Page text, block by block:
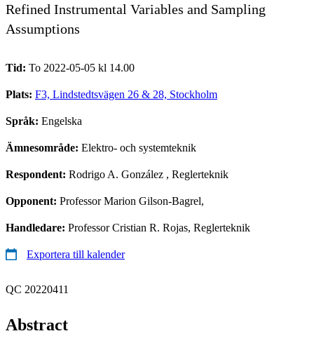
Refined Instrumental Variables and Sampling
Assumptions
Tid: To 2022-05-05 kl 14.00
Plats: F3, Lindstedtsvägen 26 & 28, Stockholm
Språk: Engelska
Ämnesområde: Elektro- och systemteknik
Respondent: Rodrigo A. González , Reglerteknik
Opponent: Professor Marion Gilson-Bagrel,
Handledare: Professor Cristian R. Rojas, Reglerteknik
Exportera till kalender
QC 20220411
Abstract